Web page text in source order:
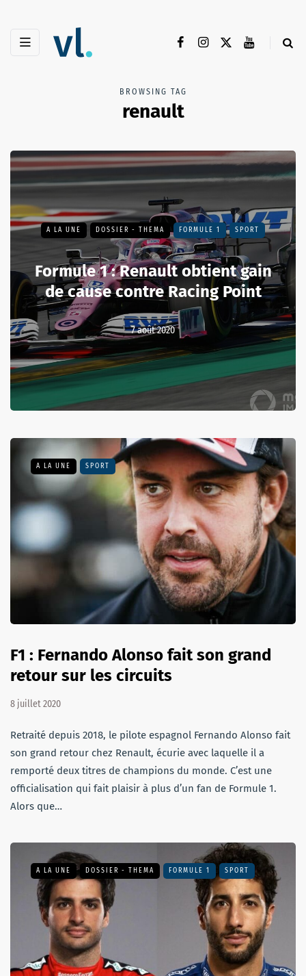
BROWSING TAG
renault
A LA UNE DOSSIER - THEMA FORMULE 1 SPORT
Formule 1 : Renault obtient gain
de cause contre Racing Point
7 août 2020
A LA UNE SPORT
F1 : Fernando Alonso fait son grand
retour sur les circuits
8 juillet 2020
Retraité depuis 2018, le pilote espagnol Fernando Alonso fait
son grand retour chez Renault, écurie avec laquelle il a
remporté deux titres de champions du monde. C’est une
officialisation qui fait plaisir à plus d’un fan de Formule 1.
Alors que…
A LA UNE DOSSIER - THEMA FORMULE 1 SPORT